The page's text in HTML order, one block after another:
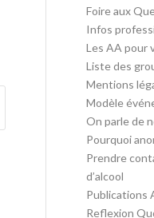
Foire aux
Infos
Les AA pour
Liste des
Mentions
Modèle
On parle de
Pourquoi
Prendre
d’alcool
Publications
Reflexion